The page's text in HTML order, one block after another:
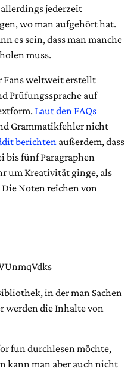
jederzeit
wo man aufgehört hat.
es sein, dass man manche
muss.
Fans weltweit erstellt
Prüfungssprache auf
Laut den FAQs
Grammatikfehler nicht
berichtenaußerdem, dass
bis fünf Paragraphen
um Kreativität ginge, als
Noten reichen von
in der man Sachen
werden die Inhalte von
fun durchlesen möchte,
kann man aber auch nicht